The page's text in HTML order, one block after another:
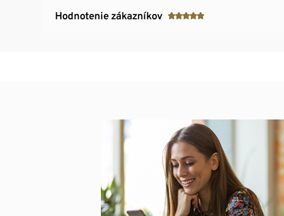
Hodnotenie zákazníkov